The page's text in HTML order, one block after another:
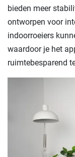
bieden meer
ontworpen voor
indoorroeiers
waardoor je het
ruimtebesparend